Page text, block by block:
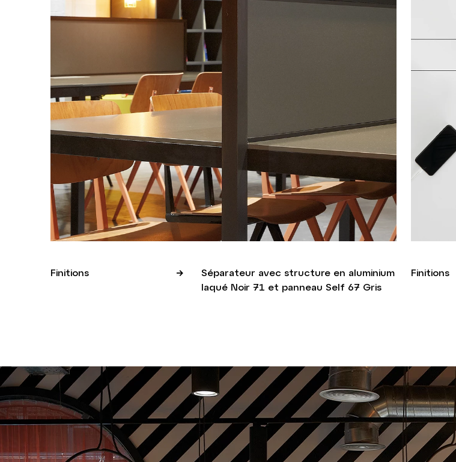
Finitions
Séparateur avec structure en aluminium
laqué Noir 71 et panneau Self 67 Gris
Finitions